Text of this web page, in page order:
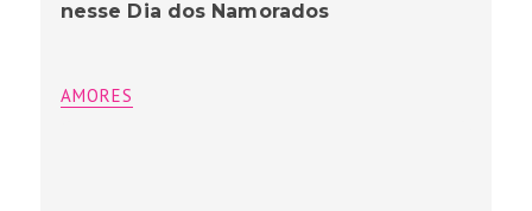
nesse Dia dos Namorados
AMORES